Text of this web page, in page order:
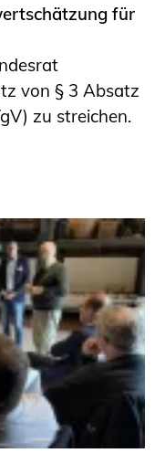
für
von § 3 Absatz
zu streichen.